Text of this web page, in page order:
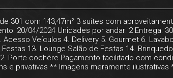
301 com 143,47m² 3 suítes com
20/04/2024 Unidades por andar: 2 Entrega:
Veículos 4. Delivery 5. Gourmet 6.
13. Lounge Salão de Festas 14.
Porte-cochère Pagamento facilitado com
e privativas ** Imagens meramente ilustrativas